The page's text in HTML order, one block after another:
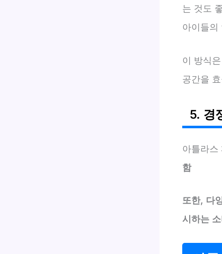
는 것도
아이들의
이 방식
공간을
5. 경
아틀라스
함
또한, 다
시하는